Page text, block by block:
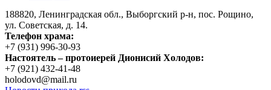
188820, Ленинградская обл., Выборгский р-н, пос. Рощино,
ул. Советская, д. 14.
Телефон храма:
+7 (931) 996-30-93
Настоятель – протоиерей Дионисий Холодов:
+7 (921) 432-41-48
holodovd@mail.ru